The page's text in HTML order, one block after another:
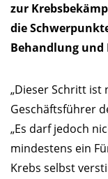
zur
die
Behandlung und
„Dieser Schritt ist
Geschäftsführer
„Es darf jedoch
mindestens ein
Krebs selbst